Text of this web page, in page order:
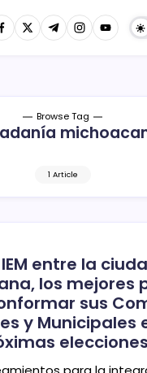
Browse Tag
1 Article
entre la
los mejores
sus
y Municipales
elecciones